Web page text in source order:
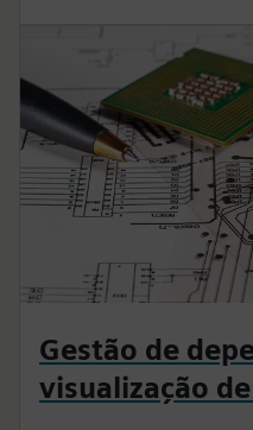
Gestão de
visualização